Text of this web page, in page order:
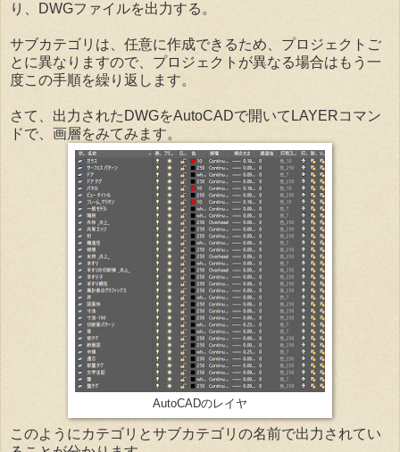
り、DWGファイルを出力する。
サブカテゴリは、任意に作成できるため、プロジェクトご
とに異なりますので、プロジェクトが異なる場合はもう一
度この手順を繰り返します。
さて、出力されたDWGをAutoCADで開いてLAYERコマン
ドで、画層をみてみます。
AutoCADのレイヤ
このようにカテゴリとサブカテゴリの名前で出力されてい